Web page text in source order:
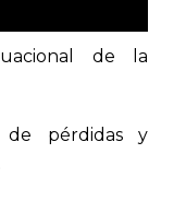
de la
de pérdidas y